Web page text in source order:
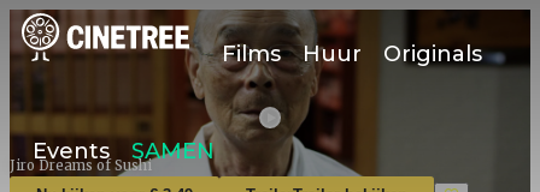
Films Huur Originals
Events SAMEN
Jiro Dreams of Sushi